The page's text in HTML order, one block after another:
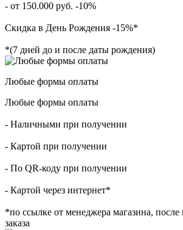
- от 150.000 руб. -10%
Скидка в День Рождения -15%*
*(7 дней до и после даты рождения)
Любые формы оплаты
Любые формы оплаты
- Наличными при получении
- Картой при получении
- По QR-коду при получении
- Картой через интернет*
*по ссылке от менеджера магазина,
заказа